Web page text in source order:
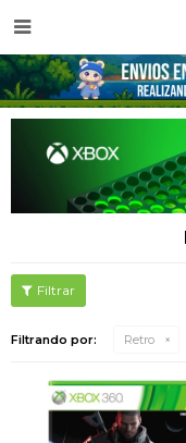

Filtrando por: Retro